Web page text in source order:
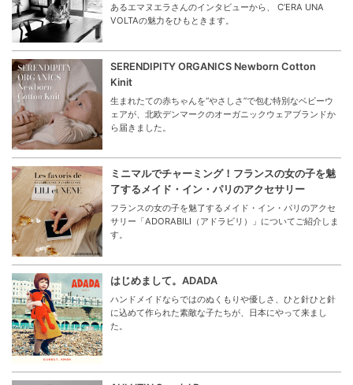
あるエマヌエラさんのインタビューから、 C’ERA UNA
VOLTAの魅力をひもときます。
SERENDIPITY ORGANICS Newborn Cotton
Kinit
生まれたての赤ちゃんを“やさしさ”で包む特別なベビーウ
ェアが、北欧デンマークのオーガニックウェアブランドか
ら届きました。
ミニマルでチャーミング！フランスの女の子を魅
了するメイド・イン・パリのアクセサリー
フランスの女の子を魅了するメイド・イン・パリのアクセ
サリー「ADORABILI（アドラビリ）」についてご紹介しま
す。
はじめまして。ADADA
ハンドメイドならではのぬくもりや優しさ、ひと針ひと針
に込めて作られた素敵な子たちが、日本にやって来まし
た。